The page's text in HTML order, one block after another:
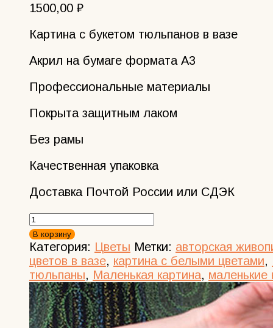
1500,00 ₽
Картина с букетом тюльпанов в вазе
Акрил на бумаге формата А3
Профессиональные материалы
Покрыта защитным лаком
Без рамы
Качественная упаковка
Доставка Почтой России или СДЭК
Количество
товара
Тюльпаны
в
вазе
Маленькая
картина
с
В корзину
Категория: Цветы Метки: авторская
цветов в вазе, картина с белыми цветами,
тюльпаны, Маленькая картина, маленькие